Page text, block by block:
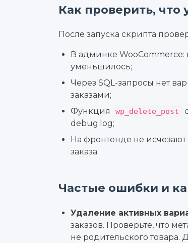
Как проверить, что
После запуска скрипта
В админке WooCommerce:
уменьшилось;
Через SQL-запросы нет
заказами;
Функция
wp_delete_post
debug.log;
На фронтенде не
заказа.
Частые ошибки и
Удаление активных
заказов. Проверьте, что
не родительского товара.